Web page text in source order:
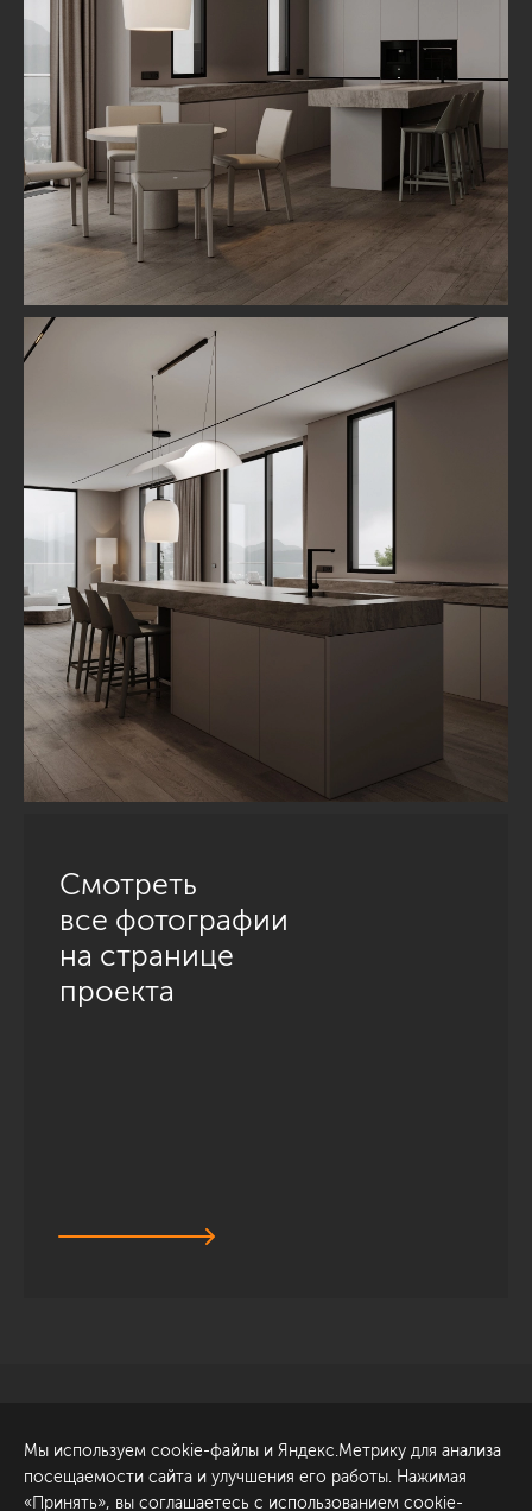
Смотреть
все фотографии
на странице
проекта
Обсудить проект
ул. Академика Павлова, 6
к1
Мы используем cookie-файлы и Яндекс.Метрику для анализа
посещаемости сайта и улучшения его работы. Нажимая
«Принять», вы соглашаетесь с использованием cookie-